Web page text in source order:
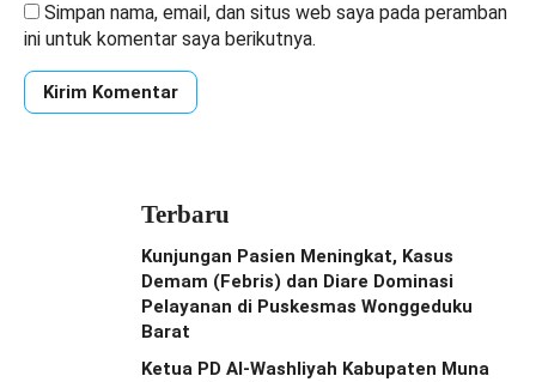
Simpan nama, email, dan situs web saya pada peramban
ini untuk komentar saya berikutnya.
Terbaru
Kunjungan Pasien Meningkat, Kasus
Demam (Febris) dan Diare Dominasi
Pelayanan di Puskesmas Wonggeduku
Barat
Ketua PD Al-Washliyah Kabupaten Muna